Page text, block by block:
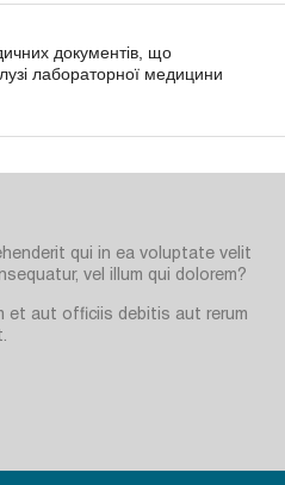
документів, що
лабораторної медицини
qui in ea voluptate velit
vel illum qui dolorem?
et aut officiis debitis aut rerum